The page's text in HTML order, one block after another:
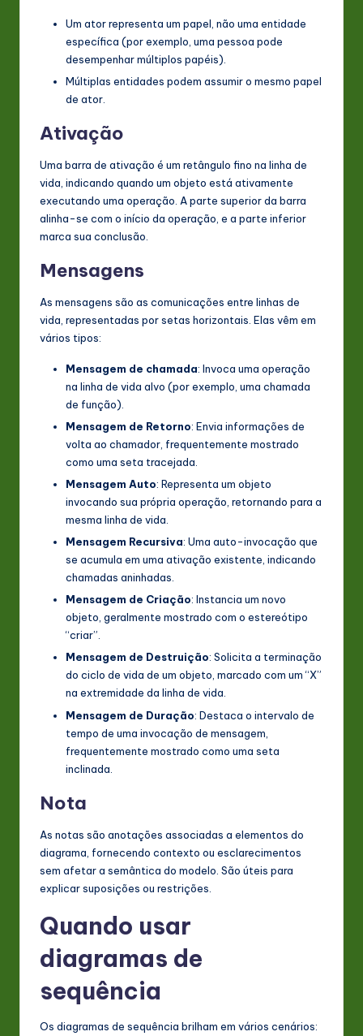
Um ator representa um papel, não uma entidade
específica (por exemplo, uma pessoa pode
desempenhar múltiplos papéis).
Múltiplas entidades podem assumir o mesmo papel
de ator.
Ativação
Uma barra de ativação é um retângulo fino na linha de
vida, indicando quando um objeto está ativamente
executando uma operação. A parte superior da barra
alinha-se com o início da operação, e a parte inferior
marca sua conclusão.
Mensagens
As mensagens são as comunicações entre linhas de
vida, representadas por setas horizontais. Elas vêm em
vários tipos:
Mensagem de chamada: Invoca uma operação
na linha de vida alvo (por exemplo, uma chamada
de função).
Mensagem de Retorno: Envia informações de
volta ao chamador, frequentemente mostrado
como uma seta tracejada.
Mensagem Auto: Representa um objeto
invocando sua própria operação, retornando para a
mesma linha de vida.
Mensagem Recursiva: Uma auto-invocação que
se acumula em uma ativação existente, indicando
chamadas aninhadas.
Mensagem de Criação: Instancia um novo
objeto, geralmente mostrado com o estereótipo
“criar”.
Mensagem de Destruição: Solicita a terminação
do ciclo de vida de um objeto, marcado com um “X”
na extremidade da linha de vida.
Mensagem de Duração: Destaca o intervalo de
tempo de uma invocação de mensagem,
frequentemente mostrado como uma seta
inclinada.
Nota
As notas são anotações associadas a elementos do
diagrama, fornecendo contexto ou esclarecimentos
sem afetar a semântica do modelo. São úteis para
explicar suposições ou restrições.
Quando usar
diagramas de
sequência
Os diagramas de sequência brilham em vários cenários: